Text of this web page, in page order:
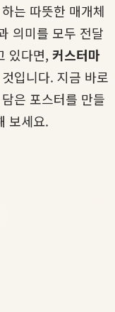
는 따뜻한 매개체
의미를 모두 전달
있다면, 커스터마
입니다. 지금 바로
은 포스터를 만들
보세요.